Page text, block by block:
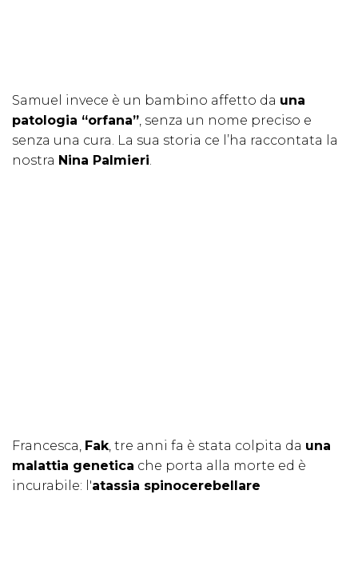
Samuel invece è un bambino affetto da una
patologia “orfana”, senza un nome preciso e
senza una cura. La sua storia ce l’ha raccontata la
nostra Nina Palmieri.
Francesca, Fak, tre anni fa è stata colpita da una
malattia genetica che porta alla morte ed è
incurabile: l'atassia spinocerebellare